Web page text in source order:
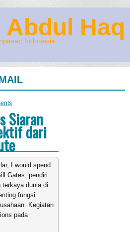
Haq
Indonesia
Siaran
dari
I would spend
Gates, pendiri
terkaya dunia di
fungsi
Kegiatan
pada